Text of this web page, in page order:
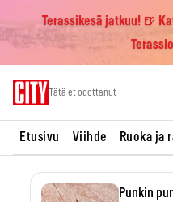
Terassikesä jatkuu! 🍺
Tätä et odottanut
Etusivu Viihde Ruoka ja
Punkin